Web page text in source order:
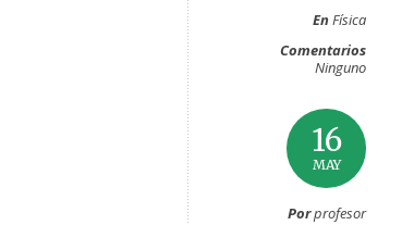
EnFísica
Comentarios
Ninguno
16
MAY
Porprofesor